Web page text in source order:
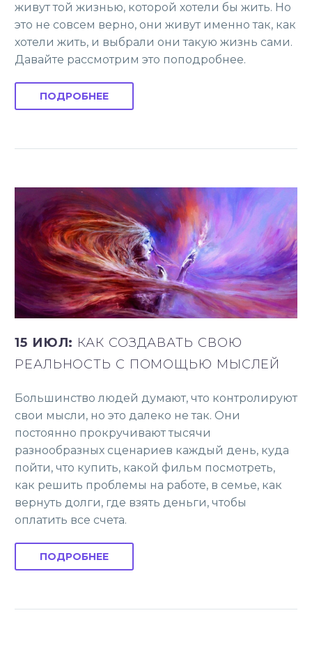
живут той жизнью, которой хотели бы жить. Но
это не совсем верно, они живут именно так, как
хотели жить, и выбрали они такую жизнь сами.
Давайте рассмотрим это поподробнее.
ПОДРОБНЕЕ
15 ИЮЛ: КАК СОЗДАВАТЬ СВОЮ
РЕАЛЬНОСТЬ С ПОМОЩЬЮ МЫСЛЕЙ
Большинство людей думают, что контролируют
свои мысли, но это далеко не так. Они
постоянно прокручивают тысячи
разнообразных сценариев каждый день, куда
пойти, что купить, какой фильм посмотреть,
как решить проблемы на работе, в семье, как
вернуть долги, где взять деньги, чтобы
оплатить все счета.
ПОДРОБНЕЕ